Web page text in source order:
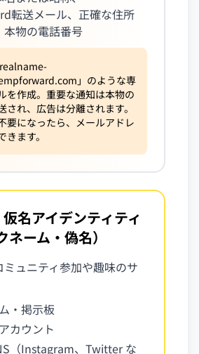
転送メール、正確な住所
本物の電話番号
realname-
」のような専
を作成。重要な通知は本物の
され、広告は分離されます。
要になったら、メールアドレ
きます。
名アイデンティティ
ネーム・偽名）
ミュニティ参加や趣味のサ
・掲示板
カウント
（Instagram、Twitter な